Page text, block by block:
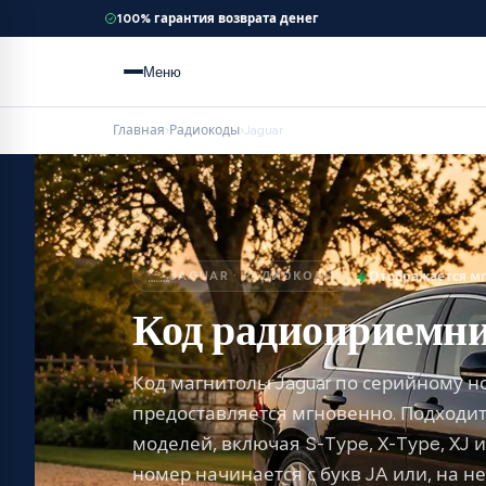
100% гарантия возврата денег
Меню
Главная› Радиокоды›Jaguar
JAGUAR · РАДИОКОДЫ Отображается
Код
Код магнитолы Jaguar по серийному
предоставляется мгновенно.
моделей, включая S-Type, X-Type, XJ
номер начинается с букв JA или, на